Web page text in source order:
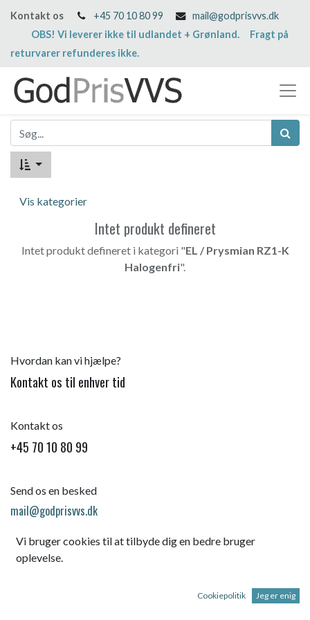
Kontakt os +45 70 10 80 99
mail@godprisvvs.dk
OBS! Vi leverer ikke til udlandet + Grønland. Fragt på
returvarer refunderes ikke.
Vis kategorier
Intet produkt defineret
Intet produkt defineret i kategori "EL / Prysmian RZ1-K
Halogenfri".
Hvordan kan vi hjælpe?
Kontakt os til enhver tid
Kontakt os
+45 70 10 80 99
Send os en besked
mail@godprisvvs.dk
Vi bruger cookies til at tilbyde dig en bedre bruger
oplevelse.
Cookiepolitik Jeg er enig